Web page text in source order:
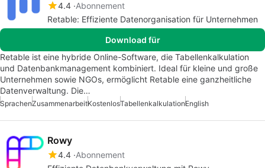
4.4 Abonnement
Retable: Effiziente Datenorganisation für Unternehmen
Download für
Retable ist eine hybride Online-Software, die Tabellenkalkulation
und Datenbankmanagement kombiniert. Ideal für kleine und große
Unternehmen sowie NGOs, ermöglicht Retable eine ganzheitliche
Datenverwaltung. Die…
SprachenZusammenarbeitKostenlosTabellenkalkulationEnglish
Rowy
4.4 Abonnement